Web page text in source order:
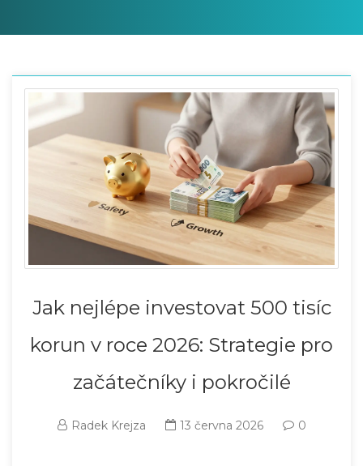
Jak nejlépe investovat 500 tisíc
korun v roce 2026: Strategie pro
začátečníky i pokročilé
Radek Krejza 13 června 2026 0